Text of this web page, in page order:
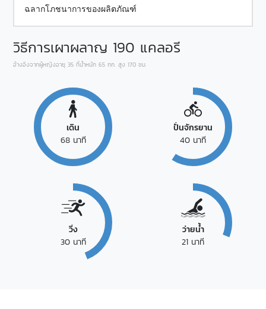
วิธีการเผาผลาญ 190 แคลอรี
อ้างอิงจากผู้หญิงอายุ 35 ที่น้ำหนัก 65 กก. สูง 170 ซม.
เดิน
68นาที
ปั่นจักรยาน
40 นาที
วิ่ง
30นาที
ว่ายน้ำ
21 นาที
ฉลากโภชนาการของผลิตภัณฑ์